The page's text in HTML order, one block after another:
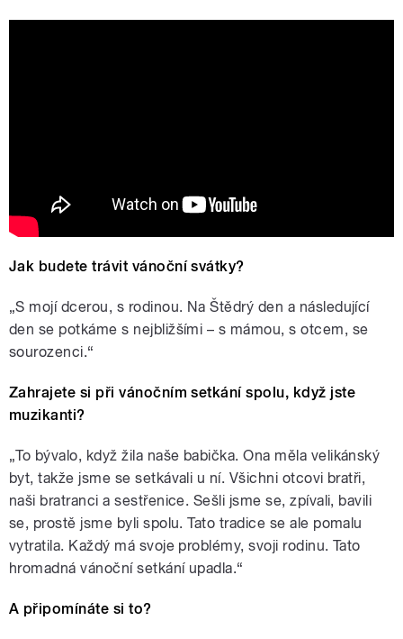
Jak budete trávit vánoční svátky?
„S mojí dcerou, s rodinou. Na Štědrý den a následující
den se potkáme s nejbližšími – s mámou, s otcem, se
sourozenci.“
Zahrajete si při vánočním setkání spolu, když jste
muzikanti?
„To bývalo, když žila naše babička. Ona měla velikánský
byt, takže jsme se setkávali u ní. Všichni otcovi bratři,
naši bratranci a sestřenice. Sešli jsme se, zpívali, bavili
se, prostě jsme byli spolu. Tato tradice se ale pomalu
vytratila. Každý má svoje problémy, svoji rodinu. Tato
hromadná vánoční setkání upadla.“
A připomínáte si to?